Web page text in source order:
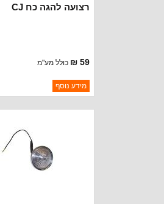
רצועה להגה כח CJ
59 ₪ כולל מע"מ
ברקוד: 13X1200
יצרן:OMIX-ADA
מידע נוסף